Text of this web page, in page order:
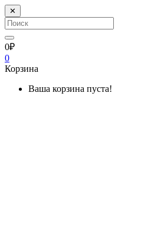
✕
0₽
0
Корзина
Ваша корзина пуста!